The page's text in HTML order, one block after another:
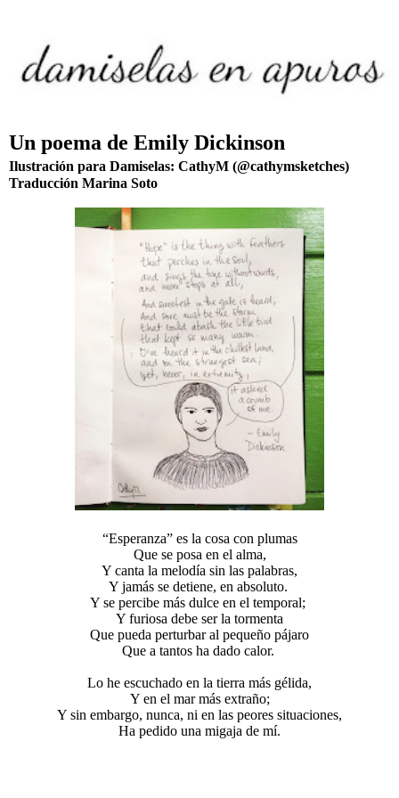
Un poema de Emily Dickinson
Ilustración para Damiselas: CathyM (@cathymsketches)
Traducción Marina Soto
“Esperanza” es la cosa con plumas
Que se posa en el alma,
Y canta la melodía sin las palabras,
Y jamás se detiene, en absoluto.
Y se percibe más dulce en el temporal;
Y furiosa debe ser la tormenta
Que pueda perturbar al pequeño pájaro
Que a tantos ha dado calor.
Lo he escuchado en la tierra más gélida,
Y en el mar más extraño;
Y sin embargo, nunca, ni en las peores situaciones,
Ha pedido una migaja de mí.